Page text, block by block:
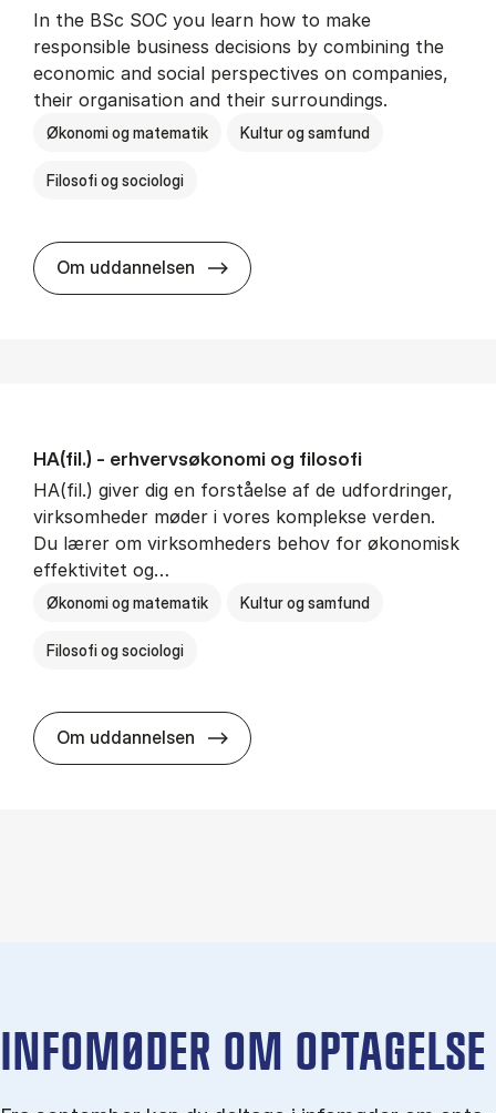
In the BSc SOC you learn how to make
responsible business decisions by combining the
economic and social perspectives on companies,
their organisation and their surroundings.
Økonomi og matematik Kultur og samfund
Filosofi og sociologi
Om uddannelsen BSc in Busi­ness Ad­min­is­tra­tion
HA(fil.) - erhvervs­økonomi og fi­lo­so­fi
HA(fil.) giver dig en forståelse af de udfordringer,
virksomheder møder i vores komplekse verden.
Du lærer om virksomheders behov for økonomisk
effektivitet og…
Økonomi og matematik Kultur og samfund
Filosofi og sociologi
Om uddannelsen HA(fil.) - erhvervs­økonomi og
IN­FO­MØ­DER OM OP­TA­GEL­SE